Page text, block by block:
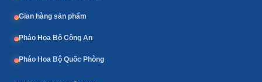
Gian hàng sản phẩm
Pháo Hoa Bộ Công An
Pháo Hoa Bộ Quốc Phòng